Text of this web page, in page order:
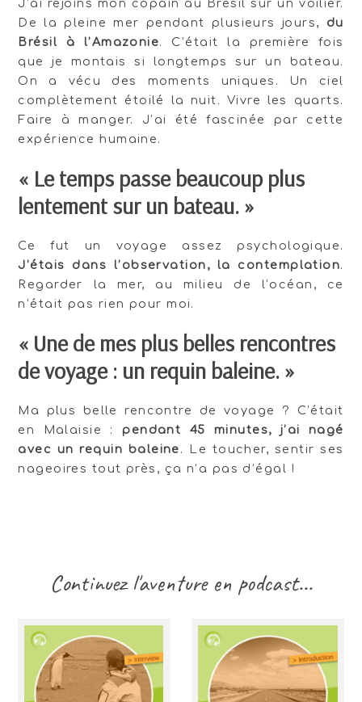
J’ai rejoins mon copain au Brésil sur un voilier.
De la pleine mer pendant plusieurs jours, du
Brésil à l’Amazonie. C’était la première fois
que je montais si longtemps sur un bateau.
On a vécu des moments uniques. Un ciel
complètement étoilé la nuit. Vivre les quarts.
Faire à manger. J’ai été fascinée par cette
expérience humaine.
« Le temps passe beaucoup plus
lentement sur un bateau. »
Ce fut un voyage assez psychologique.
J’étais dans l’observation, la contemplation.
Regarder la mer, au milieu de l’océan, ce
n’était pas rien pour moi.
« Une de mes plus belles rencontres
de voyage : un requin baleine. »
Ma plus belle rencontre de voyage ? C’était
en Malaisie :pendant 45 minutes, j’ai nagé
avec un requin baleine. Le toucher, sentir ses
nageoires tout près, ça n’a pas d’égal !
Continuez l'aventure en podcast...